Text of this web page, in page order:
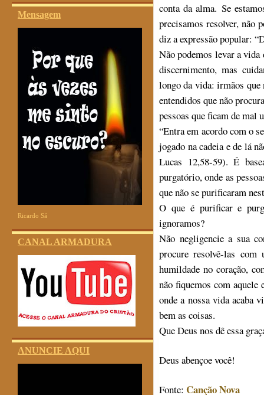
Mensagem
Ricardo Sá
CANAL ARMADURA
ANUNCIE AQUI
conta da alma. Se
precisamos resolver, não
diz a expressão popular:
Não podemos levar a
discernimento, mas
longo da vida: irmãos que
entendidos que não
pessoas que ficam de mal
“Entra em acordo com o
jogado na cadeia e de lá
Lucas 12,58-59). É
purgatório, onde as
que não se purificaram
O que é purificar e
ignoramos?
Não negligencie a sua
procure resolvê-las
humildade no coração,
não fiquemos com aquele
onde a nossa vida acaba
bem as coisas.
Que Deus nos dê essa
Deus abençoe você!
Fonte: Canção Nova